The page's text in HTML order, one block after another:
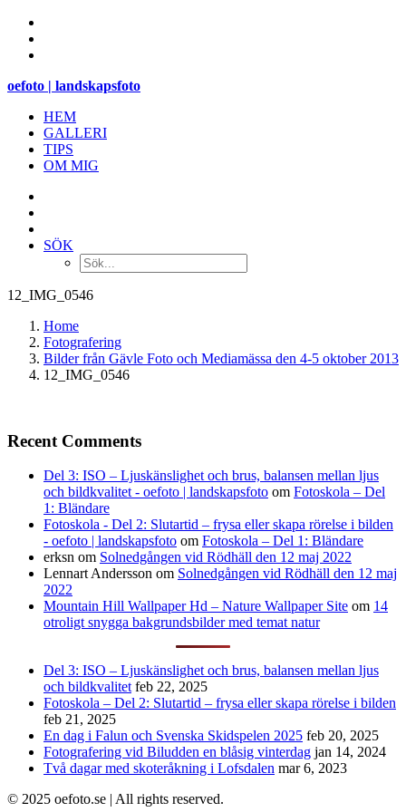
oefoto | landskapsfoto
HEM
GALLERI
TIPS
OM MIG
SÖK
12_IMG_0546
Home
Fotografering
Bilder från Gävle Foto och Mediamässa den 4-5 oktober 2013
12_IMG_0546
Recent Comments
Del 3: ISO – Ljuskänslighet och brus, balansen mellan ljus
och bildkvalitet - oefoto | landskapsfoto om Fotoskola – Del
1: Bländare
Fotoskola - Del 2: Slutartid – frysa eller skapa rörelse i bilden
- oefoto | landskapsfoto om Fotoskola – Del 1: Bländare
erksn om Solnedgången vid Rödhäll den 12 maj 2022
Lennart Andersson om Solnedgången vid Rödhäll den 12 maj
2022
Mountain Hill Wallpaper Hd – Nature Wallpaper Site om 14
otroligt snygga bakgrundsbilder med temat natur
Del 3: ISO – Ljuskänslighet och brus, balansen mellan ljus
och bildkvalitet feb 22, 2025
Fotoskola – Del 2: Slutartid – frysa eller skapa rörelse i bilden
feb 21, 2025
En dag i Falun och Svenska Skidspelen 2025 feb 20, 2025
Fotografering vid Biludden en blåsig vinterdag jan 14, 2024
Två dagar med skoteråkning i Lofsdalen mar 6, 2023
© 2025 oefoto.se | All rights reserved.